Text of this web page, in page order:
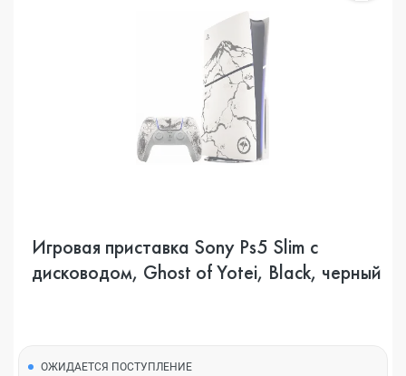
Игровая приставка Sony Ps5 Slim с
дисководом, Ghost of Yotei, Black, черный
ОЖИДАЕТСЯ ПОСТУПЛЕНИЕ